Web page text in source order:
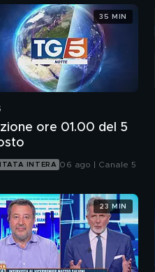
ore 01.00 del 5
INTERA 06 ago | Canale 5
35 MIN
23 MIN